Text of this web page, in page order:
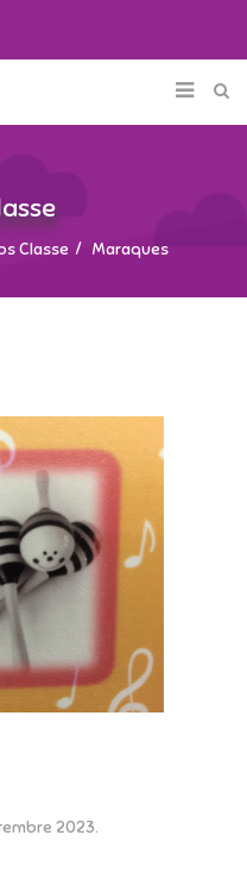
Classe Maraques
2023.